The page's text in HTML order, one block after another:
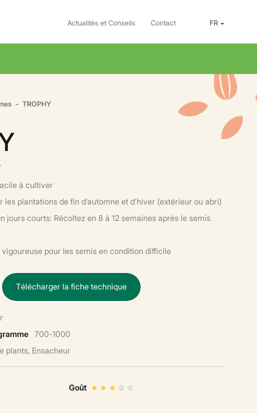
Actualités et Conseils Contact FR
TROPHY
à cultiver
les plantations de fin d’automne et d’hiver (extérieur ou abri)
jours courts: Récoltez en 8 à 12 semaines après le semis
pour les semis en condition difficile
Télécharger la fichetechnique
700-1000
plants, Ensacheur
Goût ★ ★ ★ ☆ ☆